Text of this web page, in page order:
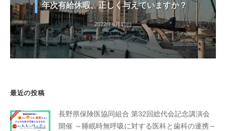
年次有給休暇、正しく与えていますか？
2022年6月10日
最近の投稿
長野県保険医協同組合 第32回総代会記念講演会
開催 ～睡眠時無呼吸に対する医科と歯科の連携～